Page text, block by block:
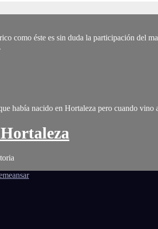
como éste es sin duda la participación del
había nacido en Hortaleza pero cuando vino